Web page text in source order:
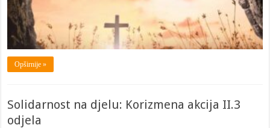
Opširnije »
Solidarnost na djelu: Korizmena akcija II.3
odjela